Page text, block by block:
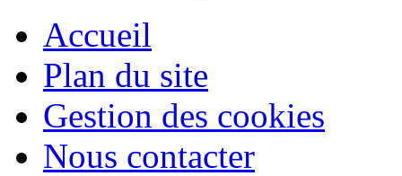
Accueil
Plan du site
Gestion des cookies
Nous contacter